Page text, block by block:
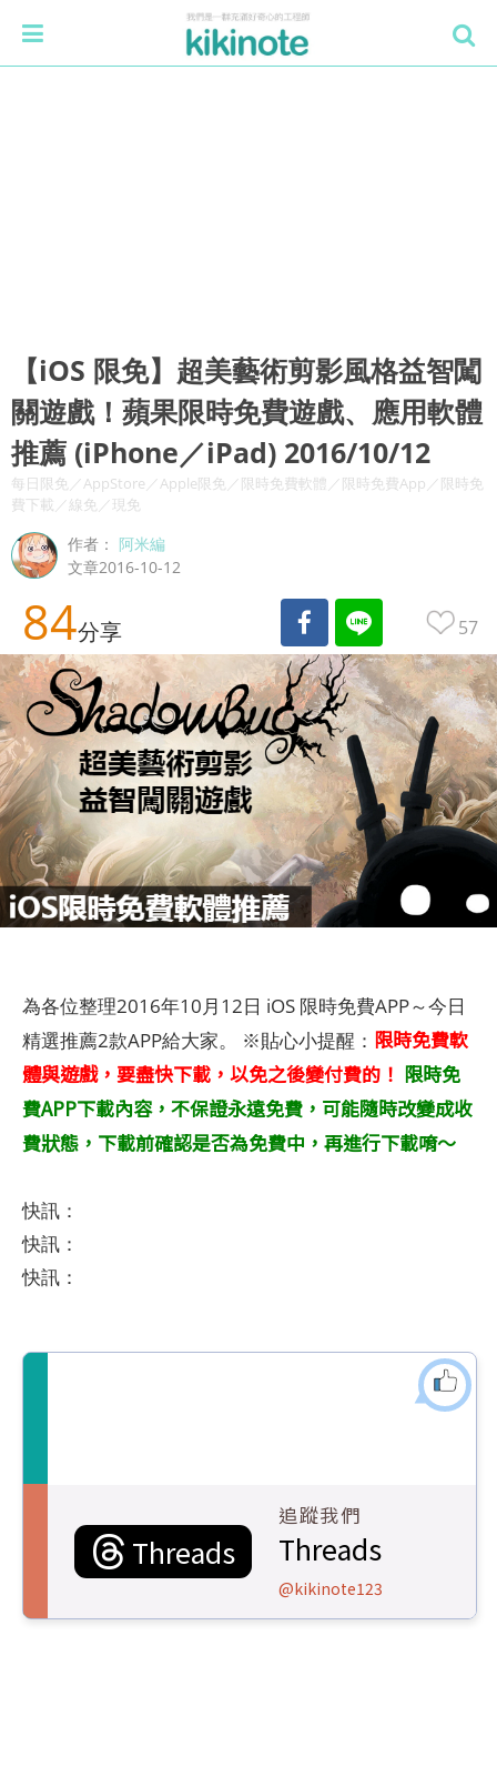
【iOS 限免】超美藝術剪影風格益智闖
關遊戲！蘋果限時免費遊戲、應用軟體
推薦 (iPhone／iPad) 2016/10/12
每日限免／AppStore／Apple限免／限時免費軟體／限時免費App／限時免
費下載／線免／現免
作者： 阿米編
文章2016-10-12
84分享 57
為各位整理2016年10月12日 iOS 限時免費APP～今日
精選推薦2款APP給大家。 ※貼心小提醒： 限時免費軟
體與遊戲，要盡快下載，以免之後變付費的！ 限時免
費APP下載內容，不保證永遠免費，可能隨時改變成收
費狀態，下載前確認是否為免費中，再進行下載唷～
快訊：
快訊：
快訊：
Threads
追蹤我們
Threads
@kikinote123